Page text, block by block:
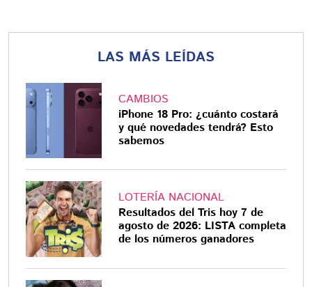
LAS MÁS LEÍDAS
CAMBIOS
iPhone 18 Pro: ¿cuánto costará
y qué novedades tendrá? Esto
sabemos
LOTERÍA NACIONAL
Resultados del Tris hoy 7 de
agosto de 2026: LISTA completa
de los números ganadores